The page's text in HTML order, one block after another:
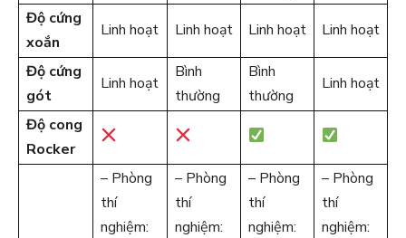
Độ cứng
xoắn
Linh hoạt Linh hoạt Linh hoạt Linh hoạt
Độ cứng
gót
Linh hoạt
Bình
thường
Bình
thường
Linh hoạt
Độ cong
Rocker
– Phòng
thí
nghiệm:
– Phòng
thí
nghiệm:
– Phòng
thí
nghiệm:
– Phòng
thí
nghiệm: